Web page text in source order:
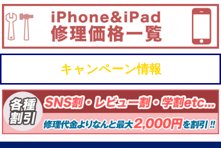
キャンペーン情報